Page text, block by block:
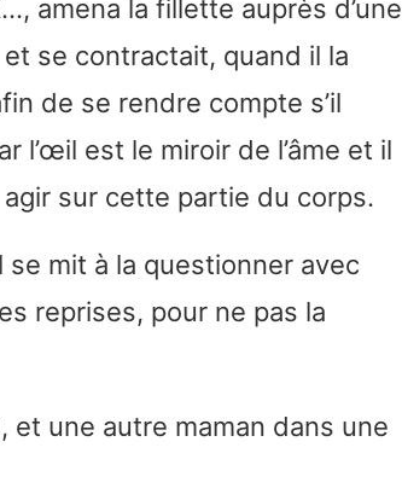
amena la fillette auprès d’une
se contractait, quand il la
de se rendre compte s’il
l’œil est le miroir de l’âme et il
agir sur cette partie du corps.
se mit à la questionner avec
reprises, pour ne pas la
et une autre maman dans une